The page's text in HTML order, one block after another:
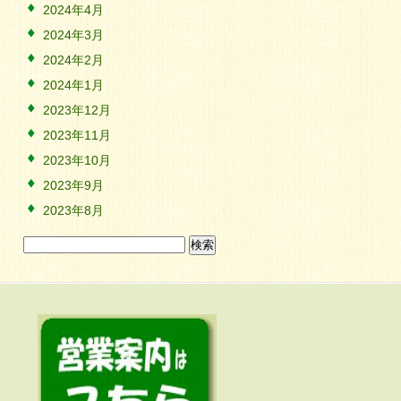
2024年4月
2024年3月
2024年2月
2024年1月
2023年12月
2023年11月
2023年10月
2023年9月
2023年8月
検
索: